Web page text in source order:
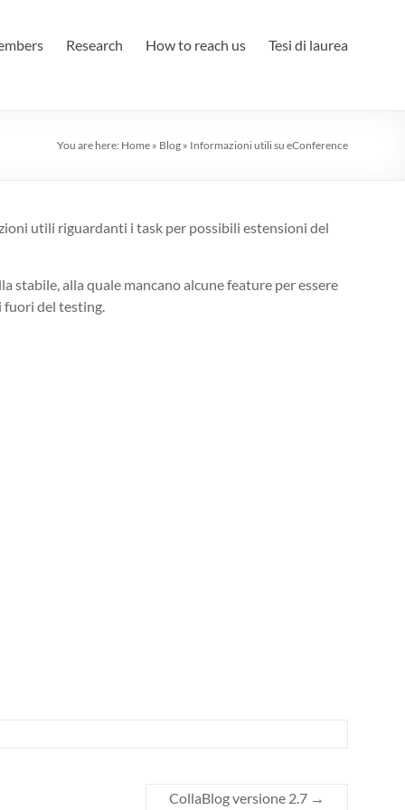
Research How to reach us Tesi di laurea
You are here: Home » Blog » Informazioni utili su eConference
utili riguardanti i task per possibili estensioni del
stabile, alla quale mancano alcune feature per essere
fuori del testing.
CollaBlog versione 2.7 →